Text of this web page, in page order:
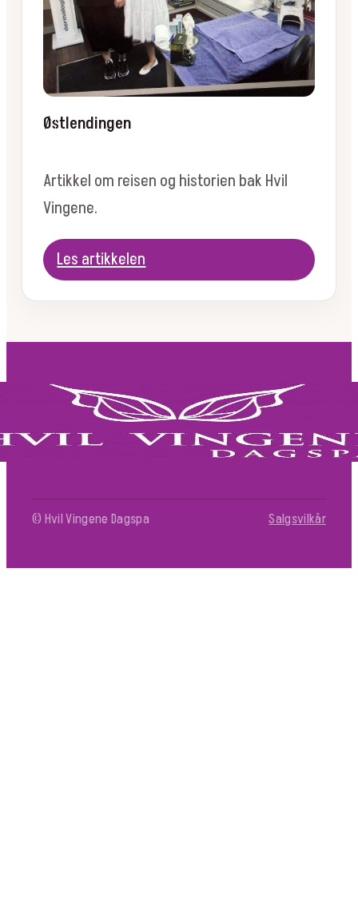
Østlendingen
Artikkel om reisen og historien bak Hvil
Vingene.
Les artikkelen
© Hvil Vingene Dagspa Salgsvilkår